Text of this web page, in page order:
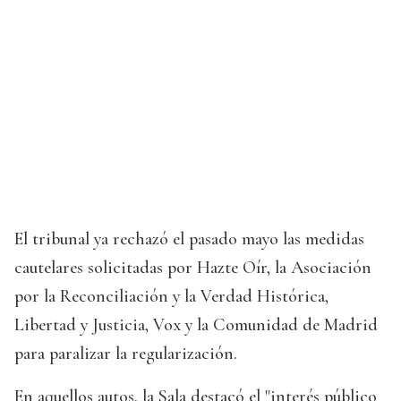
El tribunal ya rechazó el pasado mayo las medidas
cautelares solicitadas por Hazte Oír, la Asociación
por la Reconciliación y la Verdad Histórica,
Libertad y Justicia, Vox y la Comunidad de Madrid
para paralizar la regularización.